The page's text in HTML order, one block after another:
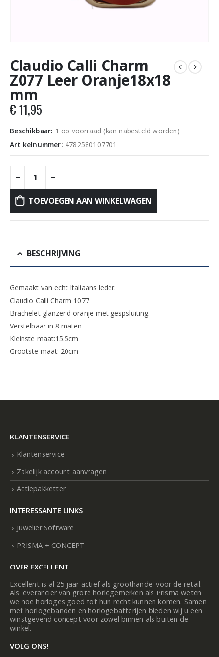
Claudio Calli Charm
Z077 Leer Oranje18x18
mm
€11,95
Beschikbaar: 1 op voorraad (kan nabesteld worden)
Artikelnummer: 4782580107701
TOEVOEGEN AAN WINKELWAGEN
BESCHRIJVING
Gemaakt van echt Italiaans leder.
Claudio Calli Charm 1077
Brachelet glanzend oranje met gespsluiting.
Verstelbaar in 8 maten
Kleinste maat:15.5cm
Grootste maat: 20cm
KLANTENSERVICE
Klantenservice
Zakelijk account aanvragen
Actiepakketten
INTERESSANTE LINKS
Juwelier Software
PRISMA + CONCEPT
OVER EXCELLENT
Excellent is al 25 jaar actief als groothandel voor de retail.
Als leverancier van grote horlogemerken als Prisma weten
we hoe horloges goed tot hun recht kunnen komen. Samen
met horlogebanden en horlogebatterijen bieden wij u een
winstgevend concept voor zowel binnen als buiten de
winkel.
VOLG ONS!